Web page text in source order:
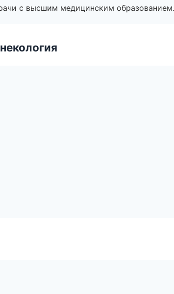
с высшим медицинским образованием.